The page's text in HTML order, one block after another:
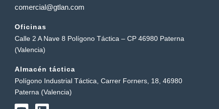
comercial@gtlan.com
Oficinas
Calle 2 A Nave 8 Polígono Táctica – CP 46980 Paterna
(Valencia)
Almacén táctica
Polígono Industrial Táctica, Carrer Forners, 18, 46980
Paterna (Valencia)
Y
L